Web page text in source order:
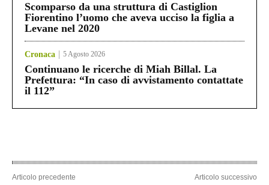
Scomparso da una struttura di Castiglion
Fiorentino l’uomo che aveva ucciso la figlia a
Levane nel 2020
Cronaca 5 Agosto 2026
Continuano le ricerche di Miah Billal. La
Prefettura: “In caso di avvistamento contattate
il 112”
Articolo precedente
Articolo successivo